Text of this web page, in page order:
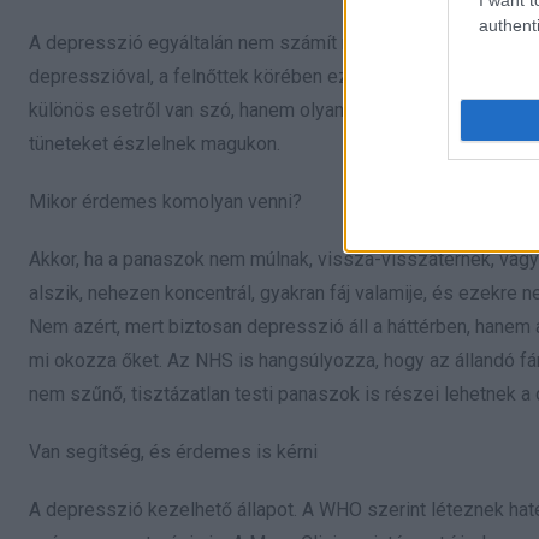
A depresszió egyáltalán nem számít ritka problémának. A
depresszióval, a felnőttek körében ez az arány még
különös esetről van szó, hanem olyan állapotról, amely
tüneteket észlelnek magukon.
Mikor érdemes komolyan venni?
Akkor, ha a panaszok nem múlnak, vissza-visszatérnek,
alszik, nehezen koncentrál, gyakran fáj valamije, és ezekre
Nem azért, mert biztosan depresszió áll a háttérben,
mi okozza őket. Az NHS is hangsúlyozza, hogy az állandó
nem szűnő, tisztázatlan testi panaszok is részei lehetnek a
Van segítség, és érdemes is kérni
A depresszió kezelhető állapot. A WHO szerint léteznek